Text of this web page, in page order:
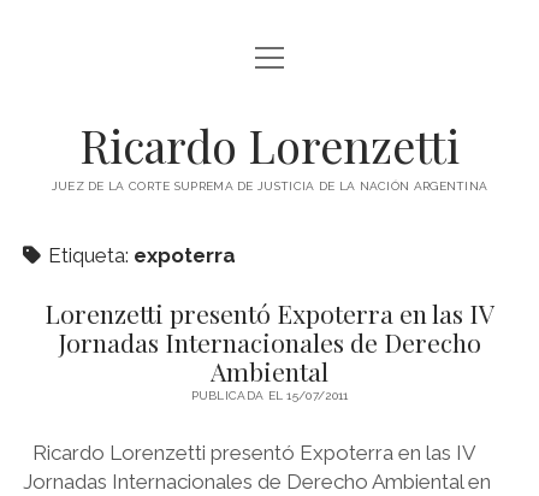
INICIO
LIBROS abrir
menú
LIBROS EN BRASIL
LIBROS EN COLOMBIA
LIBROS EN ESPAÑA
LIBROS EN ESTADOS UNIDOS
LIBROS EN MÉXICO
PODCAST
SOBRE ESTE SITIO
twitteryoutube
abrir
menú
Ricardo Lorenzetti
JUEZ DE LA CORTE SUPREMA DE JUSTICIA DE LA NACIÓN ARGENTINA
Etiqueta: expoterra
Lorenzetti presentó Expoterra en las IV
Jornadas Internacionales de Derecho
Ambiental
PUBLICADA EL 15/07/2011
Ricardo Lorenzetti presentó Expoterra en las IV
Jornadas Internacionales de Derecho Ambiental en